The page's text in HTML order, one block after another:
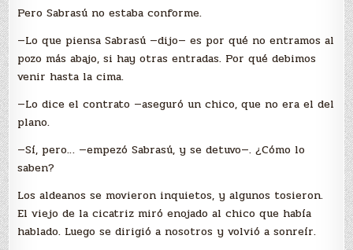
Pero Sabrasú no estaba conforme.
—Lo que piensa Sabrasú —dijo— es por qué no entramos al
pozo más abajo, si hay otras entradas. Por qué debimos
venir hasta la cima.
—Lo dice el contrato —aseguró un chico, que no era el del
plano.
—Sí, pero… —empezó Sabrasú, y se detuvo—. ¿Cómo lo
saben?
Los aldeanos se movieron inquietos, y algunos tosieron.
El viejo de la cicatriz miró enojado al chico que había
hablado. Luego se dirigió a nosotros y volvió a sonreír.